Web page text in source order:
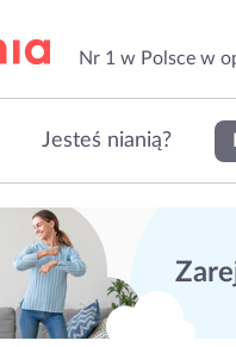
Nr 1 w Polsce w
Jesteś nianią?